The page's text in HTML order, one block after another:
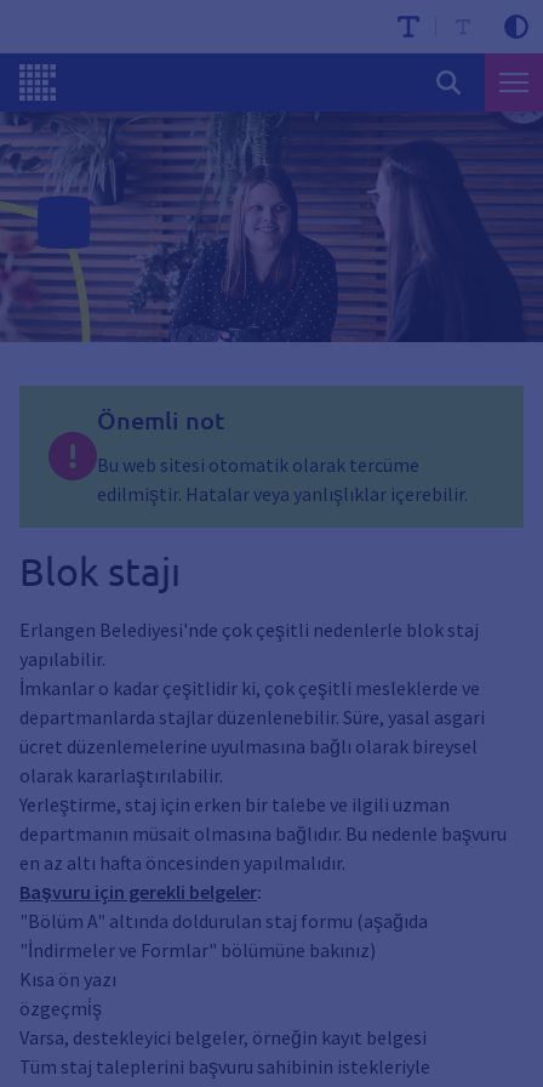
Önemli not
Bu web sitesi otomatik olarak tercüme
edilmiştir. Hatalar veya yanlışlıklar içerebilir.
Blok stajı
Erlangen Belediyesi'nde çok çeşitli nedenlerle blok staj
yapılabilir.
İmkanlar o kadar çeşitlidir ki, çok çeşitli mesleklerde ve
departmanlarda stajlar düzenlenebilir. Süre, yasal asgari
ücret düzenlemelerine uyulmasına bağlı olarak bireysel
olarak kararlaştırılabilir.
Yerleştirme, staj için erken bir talebe ve ilgili uzman
departmanın müsait olmasına bağlıdır. Bu nedenle başvuru
en az altı hafta öncesinden yapılmalıdır.
Başvuru için gerekli belgeler:
"Bölüm A" altında doldurulan staj formu (aşağıda
"İndirmeler ve Formlar" bölümüne bakınız)
Kısa ön yazı
özgeçmi̇ş
Varsa, destekleyici belgeler, örneğin kayıt belgesi
Tüm staj taleplerini başvuru sahibinin istekleriyle